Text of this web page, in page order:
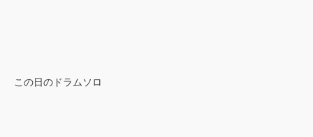
この日のドラムソロ